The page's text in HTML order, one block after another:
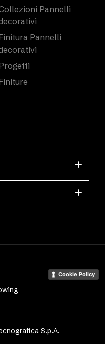
Pannelli
Pannelli
S.p.A.
Cookie Policy